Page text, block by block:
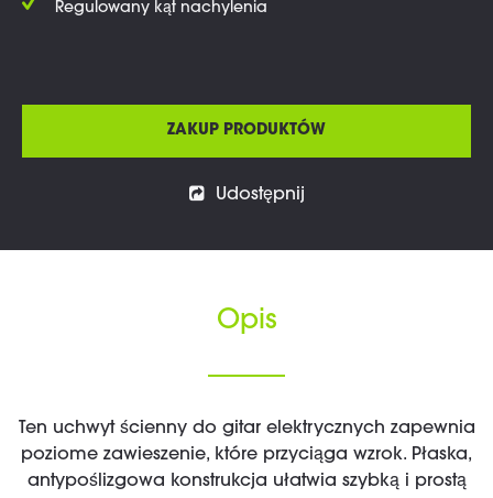
Regulowany kąt nachylenia
ZAKUP PRODUKTÓW
Udostępnij
Opis
Ten uchwyt ścienny do gitar elektrycznych zapewnia
poziome zawieszenie, które przyciąga wzrok. Płaska,
antypoślizgowa konstrukcja ułatwia szybką i prostą